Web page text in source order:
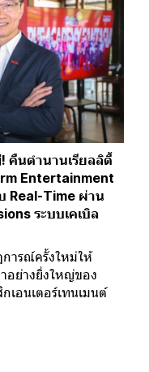
คืนตำนานเรียลลิตี้
Entertainment
Real-Time ผ่าน
ระบบเคเบิล
การณ์ครั้งใหม่ให้
อย่างยิ่งใหญ่ของ
เอนเตอร์เทนเมนต์